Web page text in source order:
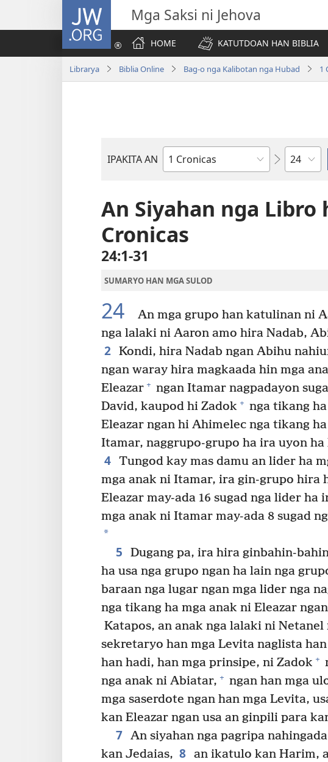
JW.ORG Mga Saksi ni Jehova
HOME
KATUTDOAN HAN BIBLIA
Librarya Biblia Online Bag-o nga Kalibotan nga Hubad 1
IPAKITA AN
Libro
Biblia
Kapitulo
An Siyahan nga Libro
Cronicas
24:1-31
SUMARYO HAN MGA SULOD
24
An mga grupo han katulinan ni
nga lalaki ni Aaron amo hira Nadab,
2 Kondi, hira Nadab ngan Abihu
ngan waray hira magkaada hin mga
Eleazar + ngan Itamar nagpadayon
David, kaupod hi Zadok + nga tikang
Eleazar ngan hi Ahimelec nga tikang
Itamar, naggrupo-grupo ha ira uyon
4 Tungod kay mas damu an lider ha
mga anak ni Itamar, ira gin-grupo hira
Eleazar may-ada 16 sugad nga lider ha
mga anak ni Itamar may-ada 8 sugad
*
5 Dugang pa, ira hira ginbahin-
ha usa nga grupo ngan ha lain nga
baraan nga lugar ngan mga lider nga
nga tikang ha mga anak ni Eleazar
Katapos, an anak nga lalaki ni Netanel
sekretaryo han mga Levita naglista
han hadi, han mga prinsipe, ni Zadok +
nga anak ni Abiatar, + ngan han mga
mga saserdote ngan han mga Levita,
kan Eleazar ngan usa an ginpili para
7 An siyahan nga pagripa
kan Jedaias, 8 an ikatulo kan Harim,